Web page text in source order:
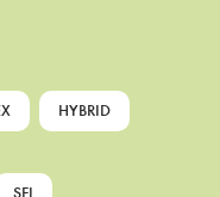
HYBRID
SFI